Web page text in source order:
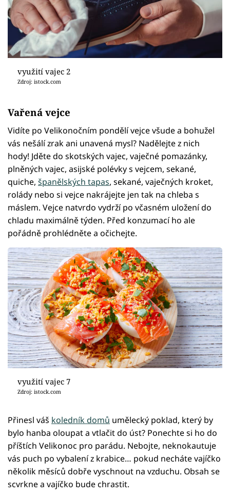
využití vajec 2
Zdroj: istock.com
Vařená vejce
Vidíte po Velikonočním pondělí vejce všude a bohužel
vás nešálí zrak ani unavená mysl? Nadělejte z nich
hody! Jděte do skotských vajec, vaječné pomazánky,
plněných vajec, asijské polévky s vejcem, sekané,
quiche, španělských tapas, sekané, vaječných kroket,
rolády nebo si vejce nakrájejte jen tak na chleba s
máslem. Vejce natvrdo vydrží po včasném uložení do
chladu maximálně týden. Před konzumací ho ale
pořádně prohlédněte a očichejte.
využití vajec 7
Zdroj: istock.com
Přinesl váš koledník domů umělecký poklad, který by
bylo hanba oloupat a vtlačit do úst? Ponechte si ho do
příštích Velikonoc pro parádu. Nebojte, neknokautuje
vás puch po vybalení z krabice… pokud necháte vajíčko
několik měsíců dobře vyschnout na vzduchu. Obsah se
scvrkne a vajíčko bude chrastit.